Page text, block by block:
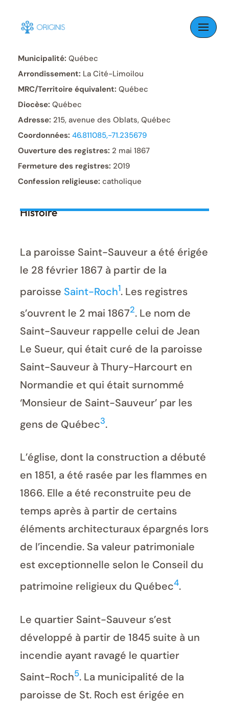
Skip
Municipalité: Québec
Arrondissement: La Cité-Limoilou
MRC/Territoire équivalent: Québec
Diocèse: Québec
Adresse: 215, avenue des Oblats, Québec
Coordonnées: 46.811085,-71.235679
Ouverture des registres: 2 mai 1867
Fermeture des registres: 2019
Confession religieuse: catholique
Histoire
La paroisse Saint-Sauveur a été érigée
le 28 février 1867 à partir de la
paroisse Saint-Roch1. Les registres
s’ouvrent le 2 mai 18672. Le nom de
Saint-Sauveur rappelle celui de Jean
Le Sueur, qui était curé de la paroisse
Saint-Sauveur à Thury-Harcourt en
Normandie et qui était surnommé
‘Monsieur de Saint-Sauveur’ par les
gens de Québec3.
L’église, dont la construction a débuté
en 1851, a été rasée par les flammes en
1866. Elle a été reconstruite peu de
temps après à partir de certains
éléments architecturaux épargnés lors
de l’incendie. Sa valeur patrimoniale
est exceptionnelle selon le Conseil du
patrimoine religieux du Québec4.
Le quartier Saint-Sauveur s’est
développé à partir de 1845 suite à un
incendie ayant ravagé le quartier
Saint-Roch5. La municipalité de la
paroisse de St. Roch est érigée en